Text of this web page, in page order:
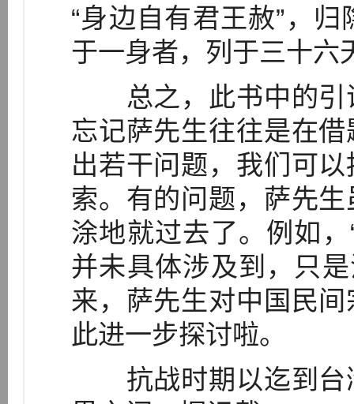
“身边自有君王赦”，
于一身者，列于三十六
总之，此书中的引
忘记萨先生往往是在
出若干问题，我们可
索。有的问题，萨先
涂地就过去了。例如
并未具体涉及到，只
来，萨先生对中国民
此进一步探讨啦。
抗战时期以迄到台